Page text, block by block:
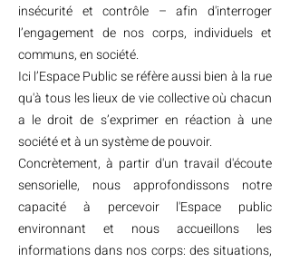
insécurité et contrôle – afin d'interroger
l’engagement de nos corps, individuels et
communs, en société.
Ici l’Espace Public se réfère aussi bien à la rue
qu'à tous les lieux de vie collective où chacun
a le droit de s’exprimer en réaction à une
société et à un système de pouvoir.
Concrètement, à partir d'un travail d'écoute
sensorielle, nous approfondissons notre
capacité à percevoir l'Espace public
environnant et nous accueillons les
informations dans nos corps: des situations,